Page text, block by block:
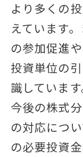
より多くの
えています
の参加促進
投資単位の
識しています
今後の株式
の対応につ
の必要投資